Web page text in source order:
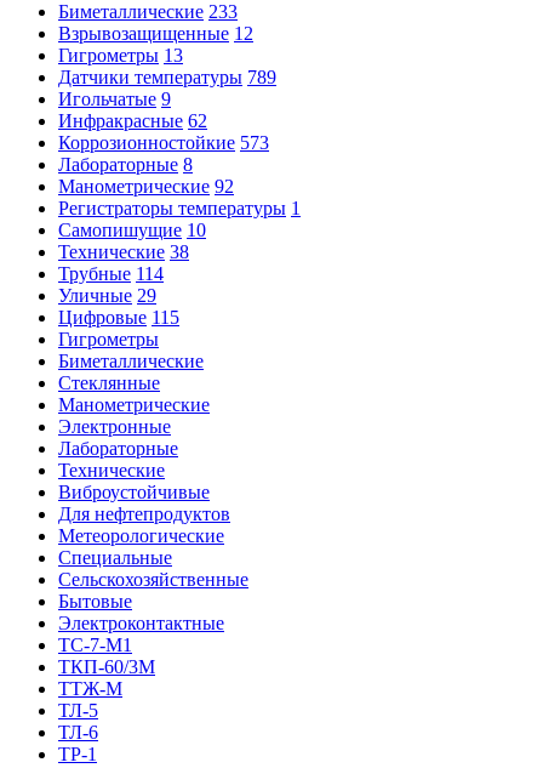
Биметаллические 233
Взрывозащищенные 12
Гигрометры 13
Датчики температуры 789
Игольчатые 9
Инфракрасные 62
Коррозионностойкие 573
Лабораторные 8
Манометрические 92
Регистраторы температуры 1
Самопишущие 10
Технические 38
Трубные 114
Уличные 29
Цифровые 115
Гигрометры
Биметаллические
Стеклянные
Манометрические
Электронные
Лабораторные
Технические
Виброустойчивые
Для нефтепродуктов
Метеорологические
Специальные
Сельскохозяйственные
Бытовые
Электроконтактные
ТС-7-М1
ТКП-60/3М
ТТЖ-М
ТЛ-5
ТЛ-6
ТР-1